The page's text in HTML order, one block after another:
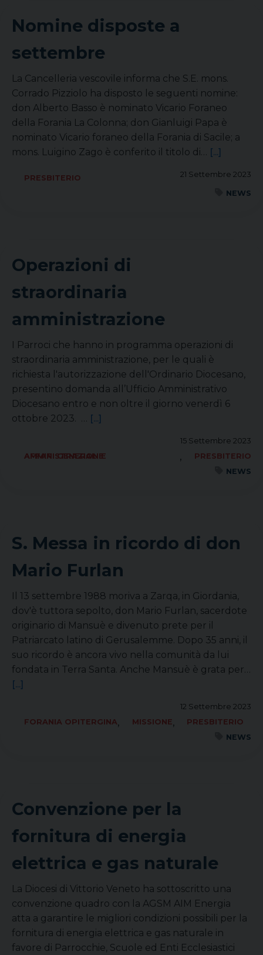
Nomine disposte a
settembre
La Cancelleria vescovile informa che S.E. mons.
Corrado Pizziolo ha disposto le seguenti nomine:
don Alberto Basso è nominato Vicario Foraneo
della Forania La Colonna; don Gianluigi Papa è
nominato Vicario foraneo della Forania di Sacile; a
mons. Luigino Zago è conferito il titolo di… [...]
21 Settembre 2023
PRESBITERIO
NEWS
Operazioni di
straordinaria
amministrazione
I Parroci che hanno in programma operazioni di
straordinaria amministrazione, per le quali è
richiesta l'autorizzazione dell'Ordinario Diocesano,
presentino domanda all’Ufficio Amministrativo
Diocesano entro e non oltre il giorno venerdì 6
ottobre 2023. … [...]
15 Settembre 2023
AFFARI GENERALI E AMMINISTRAZIONE
,
PRESBITERIO
NEWS
S. Messa in ricordo di don
Mario Furlan
Il 13 settembre 1988 moriva a Zarqa, in Giordania,
dov'è tuttora sepolto, don Mario Furlan, sacerdote
originario di Mansuè e divenuto prete per il
Patriarcato latino di Gerusalemme. Dopo 35 anni, il
suo ricordo è ancora vivo nella comunità da lui
fondata in Terra Santa. Anche Mansuè è grata per…
[...]
12 Settembre 2023
FORANIA OPITERGINA, MISSIONE,
PRESBITERIO
NEWS
Convenzione per la
fornitura di energia
elettrica e gas naturale
La Diocesi di Vittorio Veneto ha sottoscritto una
convenzione quadro con la AGSM AIM Energia
atta a garantire le migliori condizioni possibili per la
fornitura di energia elettrica e gas naturale in
favore di Parrocchie, Scuole ed Enti Ecclesiastici